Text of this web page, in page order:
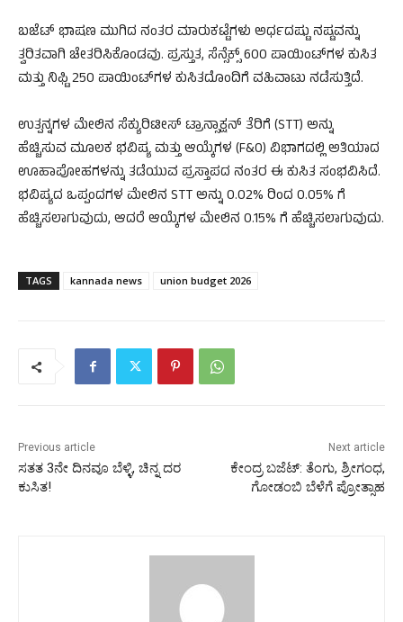
ಬಜೆಟ್ ಭಾಷಣ ಮುಗಿದ ನಂತರ ಮಾರುಕಟ್ಟೆಗಳು ಅರ್ಧದಷ್ಟು ನಷ್ಟವನ್ನು
ತ್ವರಿತವಾಗಿ ಚೇತರಿಸಿಕೊಂಡವು. ಪ್ರಸ್ತುತ, ಸೆನ್ಸೆಕ್ಸ್ 600 ಪಾಯಿಂಟ್‌ಗಳ ಕುಸಿತ
ಮತ್ತು ನಿಫ್ಟಿ 250 ಪಾಯಿಂಟ್‌ಗಳ ಕುಸಿತದೊಂದಿಗೆ ವಹಿವಾಟು ನಡೆಸುತ್ತಿದೆ.
ಉತ್ಪನ್ನಗಳ ಮೇಲಿನ ಸೆಕ್ಯುರಿಟೀಸ್ ಟ್ರಾನ್ಸಾಕ್ಷನ್ ತೆರಿಗೆ (STT) ಅನ್ನು
ಹೆಚ್ಚಿಸುವ ಮೂಲಕ ಭವಿಷ್ಯ ಮತ್ತು ಆಯ್ಕೆಗಳ (F&O) ವಿಭಾಗದಲ್ಲಿ ಅತಿಯಾದ
ಊಹಾಪೋಹಗಳನ್ನು ತಡೆಯುವ ಪ್ರಸ್ತಾಪದ ನಂತರ ಈ ಕುಸಿತ ಸಂಭವಿಸಿದೆ.
ಭವಿಷ್ಯದ ಒಪ್ಪಂದಗಳ ಮೇಲಿನ STT ಅನ್ನು 0.02% ರಿಂದ 0.05% ಗೆ
ಹೆಚ್ಚಿಸಲಾಗುವುದು, ಆದರೆ ಆಯ್ಕೆಗಳ ಮೇಲಿನ 0.15% ಗೆ ಹೆಚ್ಚಿಸಲಾಗುವುದು.
TAGS kannada news union budget 2026
Previous article
ಸತತ 3ನೇ ದಿನವೂ ಬೆಳ್ಳಿ, ಚಿನ್ನ ದರ
ಕುಸಿತ!
Next article
ಕೇಂದ್ರ ಬಜೆಟ್: ತೆಂಗು, ಶ್ರೀಗಂಧ,
ಗೋಡಂಬಿ ಬೆಳೆಗೆ ಪ್ರೋತ್ಸಾಹ